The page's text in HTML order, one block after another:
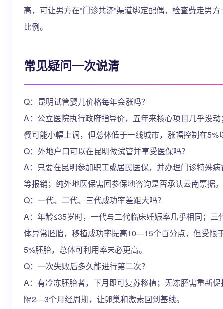
高，可让男方在“门诊共济”渠道绑定配偶，检查费走男
比例。
常见疑问一次说清
Q：昆明试管婴儿价格每年会涨吗？
A：公立医院执行政府指导价，五年来核心项目几乎没
餐可能小幅上调，但总体低于一线城市，涨幅控制在5%
Q：外地户口可以在昆明做试管并享受医保吗？
A：只要在昆明参加职工或居民医保，并办理门诊特殊
等报销；纯外地医保需回参保地咨询是否承认云南票据。
Q：一代、二代、三代成功率差距大吗？
A：年龄≤35岁时，一代与二代临床妊娠率几乎相同；三
体异常胚胎，移植成功率提高10—15个百分点，但受限
5%胚胎，总体可利用率未必更高。
Q：一次失败后多久能进行第二次？
A：有冷冻胚胎者，下月即可复苏移植；无冻胚需重新
隔2—3个月经周期，让卵巢和激素回到基线。